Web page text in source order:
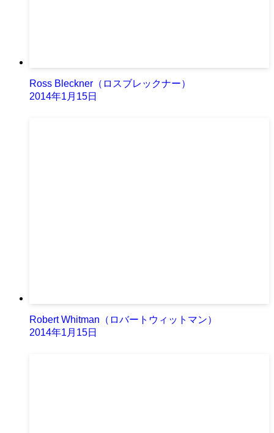
Ross Bleckner（ロスブレックナー）
2014年1月15日
Robert Whitman（ロバートウィットマン）
2014年1月15日